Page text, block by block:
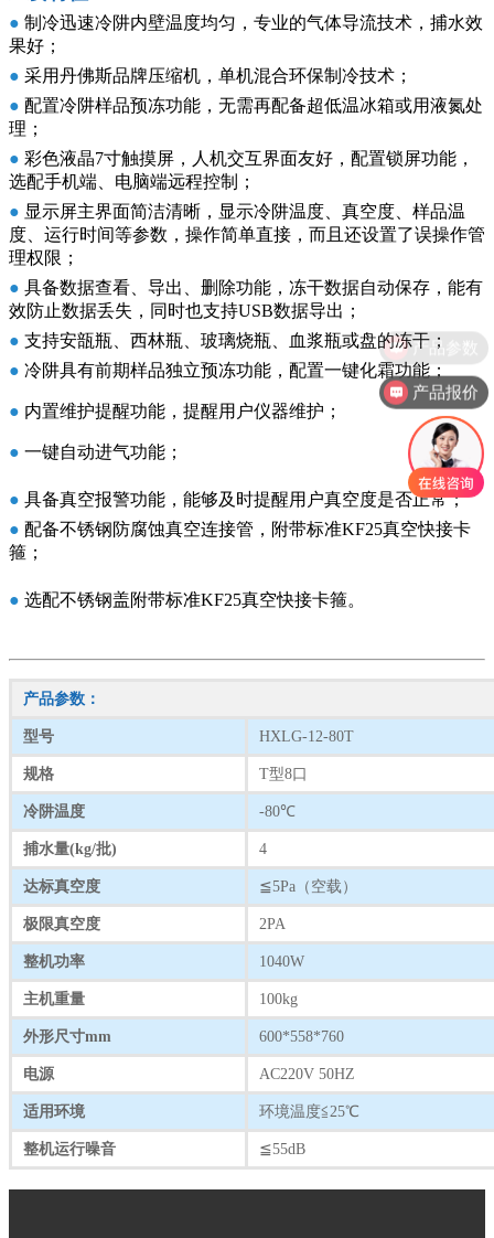
● 制冷迅速冷阱内壁温度均匀，专业的气体导流技术，捕水效
果好；
● 采用丹佛斯品牌压缩机，单机混合环保制冷技术；
● 配置冷阱样品预冻功能，无需再配备超低温冰箱或用液氮处
理；
● 彩色液晶7寸触摸屏，人机交互界面友好，配置锁屏功能，
选配手机端、电脑端远程控制；
● 显示屏主界面简洁清晰，显示冷阱温度、真空度、样品温
度、运行时间等参数，操作简单直接，而且还设置了误操作管
理权限；
● 具备数据查看、导出、删除功能，冻干数据自动保存，能有
效防止数据丢失，同时也支持USB数据导出；
● 支持安瓿瓶、西林瓶、玻璃烧瓶、血浆瓶或盘的冻干；
● 冷阱具有前期样品独立预冻功能，配置一键化霜功能；
● 内置维护提醒功能，提醒用户仪器维护；
● 一键自动进气功能；
● 具备真空报警功能，能够及时提醒用户真空度是否正常；
● 配备不锈钢防腐蚀真空连接管，附带标准KF25真空快接卡
箍；
● 选配不锈钢盖附带标准KF25真空快接卡箍。
产品参数：
型号 HXLG-12-80T
规格 T型8口
冷阱温度 -80℃
捕水量(kg/批) 4
达标真空度 ≦5Pa（空载）
极限真空度 2PA
整机功率 1040W
主机重量 100kg
外形尺寸mm 600*558*760
电源 AC220V 50HZ
适用环境 环境温度≦25℃
整机运行噪音 ≦55dB
产品报价